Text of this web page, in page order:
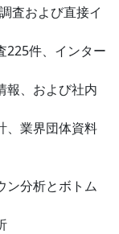
査および直接イ
225件、インター
報、および社内
、業界団体資料
ン分析とボトム